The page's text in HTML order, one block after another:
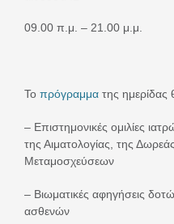
09.00 π.μ. – 21.00 μ.μ.
Το πρόγραμμα της ημερίδας
– Επιστημονικές ομιλίες
της Αιματολογίας, της
Μεταμοσχεύσεων
– Βιωματικές αφηγήσεις
ασθενών